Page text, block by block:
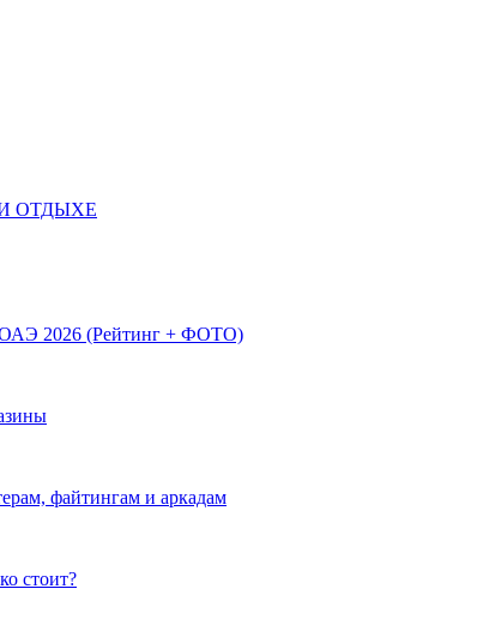
ОТДЫХЕ
ОАЭ 2026 (Рейтинг + ФОТО)
файтингам и аркадам
стоит?